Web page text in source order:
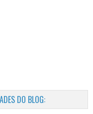
DO BLOG: